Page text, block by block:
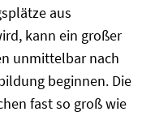
aus
kann ein großer
unmittelbar nach
beginnen. Die
fast so groß wie